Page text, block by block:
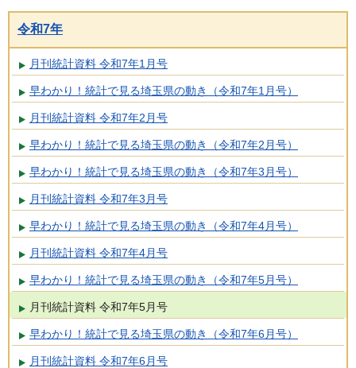
令和7年
月刊統計資料 令和7年1月号
早わかり！統計で見る埼玉県の動き（令和7年1月号）
月刊統計資料 令和7年2月号
早わかり！統計で見る埼玉県の動き（令和7年2月号）
早わかり！統計で見る埼玉県の動き（令和7年3月号）
月刊統計資料 令和7年3月号
早わかり！統計で見る埼玉県の動き（令和7年4月号）
月刊統計資料 令和7年4月号
早わかり！統計で見る埼玉県の動き（令和7年5月号）
月刊統計資料 令和7年5月号
早わかり！統計で見る埼玉県の動き（令和7年6月号）
月刊統計資料 令和7年6月号